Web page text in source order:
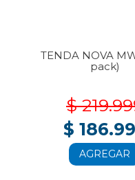
TENDA NOVA
pack)
$
$
AGREGAR